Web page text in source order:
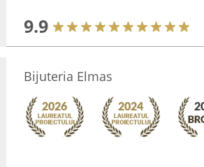
9.9
Bijuteria Elmas